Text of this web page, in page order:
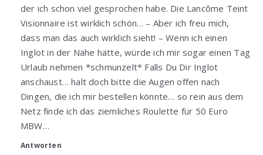
der ich schon viel gesprochen habe. Die Lancôme Teint
Visionnaire ist wirklich schön… – Aber ich freu mich,
dass man das auch wirklich sieht! – Wenn ich einen
Inglot in der Nähe hätte, würde ich mir sogar einen Tag
Urlaub nehmen *schmunzelt* Falls Du Dir Inglot
anschaust… halt doch bitte die Augen offen nach
Dingen, die ich mir bestellen könnte… so rein aus dem
Netz finde ich das ziemliches Roulette für 50 Euro
MBW…
Antworten